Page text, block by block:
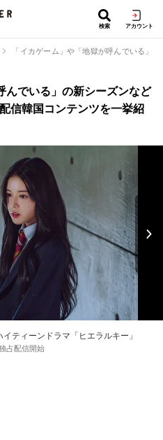
検索 アカウント
「イカゲーム」や「地獄が呼んでいる」
んでいる」の新シーズンなど
信韓国コンテンツを一挙紹
ティーンドラマ「ヒエラルキー」
占配信開始